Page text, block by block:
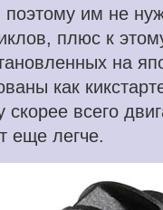
им не
плюс к
на
как
всего
еще легче.